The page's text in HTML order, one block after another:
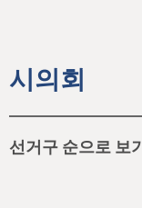
a
h
시의회
선거구 순으로 보기